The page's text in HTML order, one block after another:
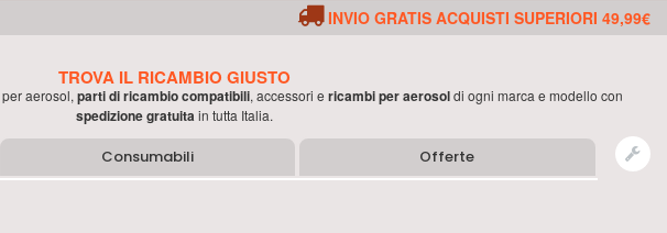
INVIO GRATIS ACQUISTI SUPERIORI 49,99€
TROVA IL RICAMBIO GIUSTO
peraerosol, parti di ricambio compatibili, accessori e ricambi peraerosoldi ogni marca e modello con
spedizione gratuita in tutta Italia.
Consumabili Offerte